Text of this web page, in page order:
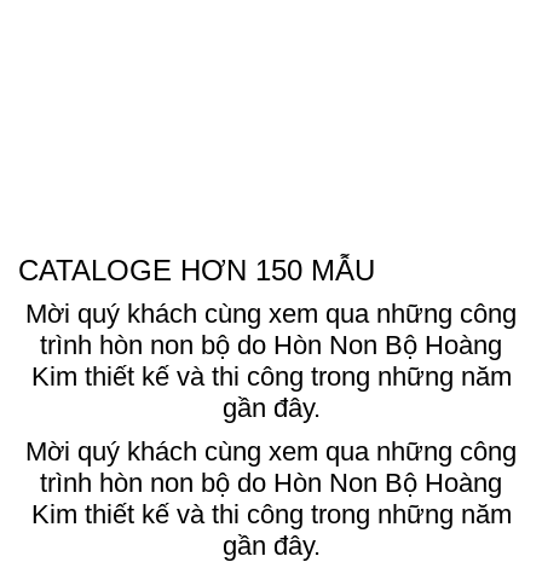
CATALOGE HƠN 150 MẪU
Mời quý khách cùng xem qua những công
trình hòn non bộ do Hòn Non Bộ Hoàng
Kim thiết kế và thi công trong những năm
gần đây.
Mời quý khách cùng xem qua những công
trình hòn non bộ do Hòn Non Bộ Hoàng
Kim thiết kế và thi công trong những năm
gần đây.